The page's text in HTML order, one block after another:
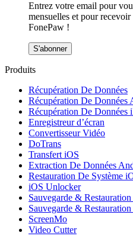
Entrez votre email pour
mensuelles et pour
FonePaw !
S'abonner
Produits
Récupération De Données
Récupération De Données
Récupération De Données
Enregistreur d’écran
Convertisseur Vidéo
DoTrans
Transfert iOS
Extraction De Données
Restauration De Système
iOS Unlocker
Sauvegarde &
Sauvegarde &
ScreenMo
Video Cutter